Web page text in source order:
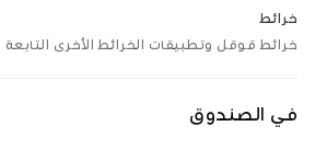
خرائط
خرائط قوقل وتطبيقات الخرائط الأخرى
في الصندوق